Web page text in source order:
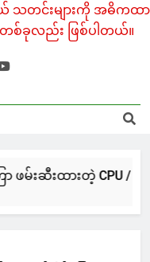
ယ် သတင်းများကို အဓိကထာ
စ်ခုလည်း ဖြစ်ပါတယ်။
မ်းဆီးထားတဲ့ CPU /